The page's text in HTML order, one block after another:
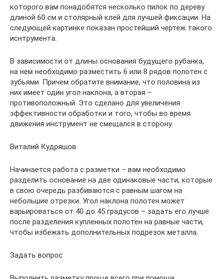
которого вам понадобятся несколько пилок по дереву
длиной 60 см и столярный клей для лучшей фиксации. На
следующей картинке показан простейший чертеж такого
иснтрумента.
В зависимости от длины основания будущего рубанка,
на нем необходимо разместить 6 или 8 рядов полотен с
зубьями. Причем обратите внимание, что половина из
них имеет один угол наклона, а вторая –
противоположный. Это сделано для увеличения
эффективности обработки и того, чтобы во время
движения инструмент не смещался в сторону.
Виталий Кудряшов
Начинается работа с разметки – вам необходимо
разделить основание на две одинаковые части, которые
в свою очередь разбиваются с равным шагом на
небольшие отрезки. Угол наклона полотен может
варьироваться от 40 до 45 градусов – задать его лучше
после разделения купленных полотен на равные части,
чтобы избежать дополнительных подрезок металла.
Задать вопрос